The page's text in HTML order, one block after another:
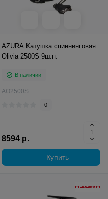
AZURA Катушка спиннинговая
Olivia 2500S 9ш.п.
В наличии
AO2500S
0
8594 р.
Купить